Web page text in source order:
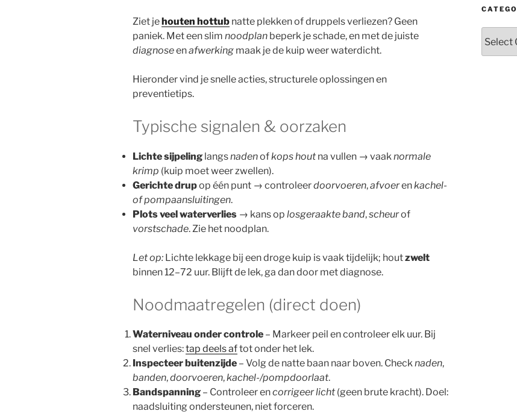
Ziet je houten hottub natte plekken of druppels verliezen? Geen
paniek. Met een slim noodplan beperk je schade, en met de juiste
diagnoseenafwerking maak je de kuip weer waterdicht.
Hieronder vind je snelle acties, structurele oplossingen en
preventietips.
Typische signalen & oorzaken
Lichte sijpeling langsnadenofkops hout na vullen → vaak normale
krimp (kuip moet weer zwellen).
Gerichte drupop één punt → controleerdoorvoeren,afvoerenkachel-
of pompaansluitingen.
Plots veel waterverlies → kans op losgeraakte band,scheurof
vorstschade. Zie het noodplan.
Let op: Lichte lekkage bij een droge kuip is vaak tijdelijk; houtzwelt
binnen 12–72 uur. Blijft de lek, ga dan door met diagnose.
Noodmaatregelen (direct doen)
Waterniveau onder controle – Markeer peil en controleer elk uur. Bij
snel verlies:tap deels aftot onder het lek.
Inspecteer buitenzijde – Volg de natte baan naar boven. Checknaden,
banden,doorvoeren,kachel-/pompdoorlaat.
Bandspanning – Controleer encorrigeer licht (geen brute kracht). Doel:
naadsluiting ondersteunen, niet forceren.